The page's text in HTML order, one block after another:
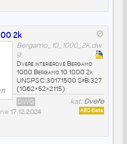
2k
Bergamo_10_1000_2K.dw
g
Dveře interiérové Bergamo
1000 Bergamo 10 1000 2k
UNSPSC:30171500 SfB:327
(1062×52×2115)
kat:Dveře
DWG
AEC-Data
17.12.2024